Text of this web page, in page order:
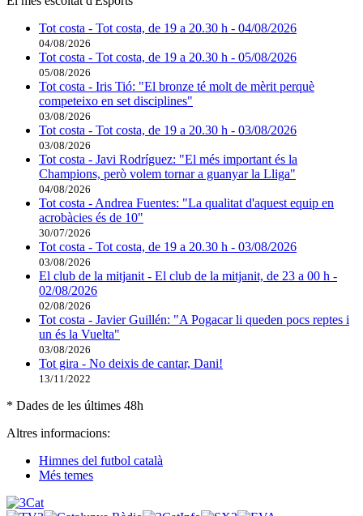
Tot costa - Tot costa, de 19 a 20.30 h - 04/08/2026
04/08/2026
Tot costa - Tot costa, de 19 a 20.30 h - 05/08/2026
05/08/2026
Tot costa - Iris Tió: "El bronze té molt de mèrit perquè
competeixo en set disciplines"
03/08/2026
Tot costa - Tot costa, de 19 a 20.30 h - 03/08/2026
03/08/2026
Tot costa - Javi Rodríguez: "El més important és la
Champions, però volem tornar a guanyar la Lliga"
04/08/2026
Tot costa - Andrea Fuentes: "La qualitat d'aquest equip en
acrobàcies és de 10"
30/07/2026
Tot costa - Tot costa, de 19 a 20.30 h - 03/08/2026
03/08/2026
El club de la mitjanit - El club de la mitjanit, de 23 a 00 h -
02/08/2026
02/08/2026
Tot costa - Javier Guillén: "A Pogacar li queden pocs reptes i
un és la Vuelta"
03/08/2026
Tot gira - No deixis de cantar, Dani!
13/11/2022
* Dades de les últimes 48h
Altres informacions:
Himnes del futbol català
Més temes